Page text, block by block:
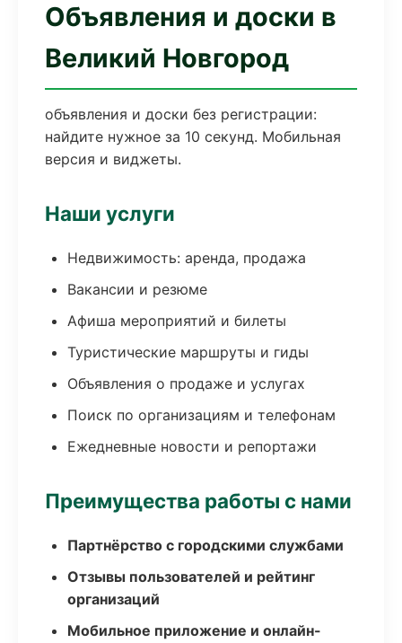
Объявления и доски в
Великий Новгород
объявления и доски без регистрации:
найдите нужное за 10 секунд. Мобильная
версия и виджеты.
Наши услуги
Недвижимость: аренда, продажа
Вакансии и резюме
Афиша мероприятий и билеты
Туристические маршруты и гиды
Объявления о продаже и услугах
Поиск по организациям и телефонам
Ежедневные новости и репортажи
Преимущества работы с нами
Партнёрство с городскими службами
Отзывы пользователей и рейтинг
организаций
Мобильное приложение и онлайн-